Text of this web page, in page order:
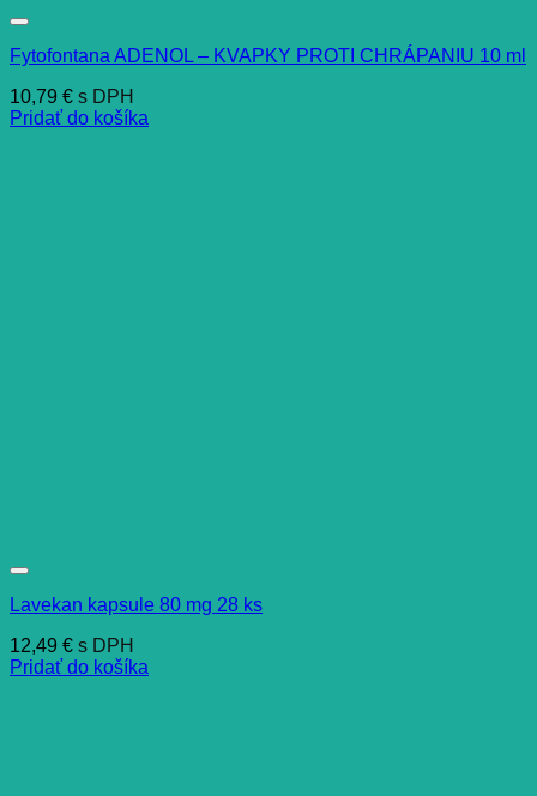
Fytofontana ADENOL – KVAPKY PROTI CHRÁPANIU 10 ml
10,79 € s DPH
Pridať do košíka
Lavekan kapsule 80 mg 28 ks
12,49 € s DPH
Pridať do košíka